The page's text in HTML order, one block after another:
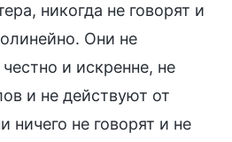
никогда не говорят и
Они не
и искренне, не
и не действуют от
ничего не говорят и не